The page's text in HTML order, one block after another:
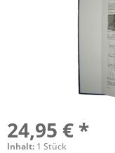
24,95 € *
Inhalt: 1 Stück